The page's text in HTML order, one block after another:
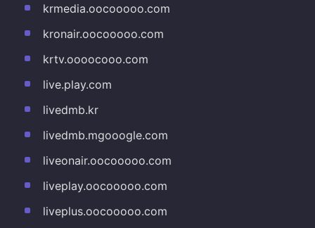
krmedia.oocooooo.com
kronair.oocooooo.com
krtv.oooocooo.com
live.play.com
livedmb.kr
livedmb.mgooogle.com
liveonair.oocooooo.com
liveplay.oocooooo.com
liveplus.oocooooo.com